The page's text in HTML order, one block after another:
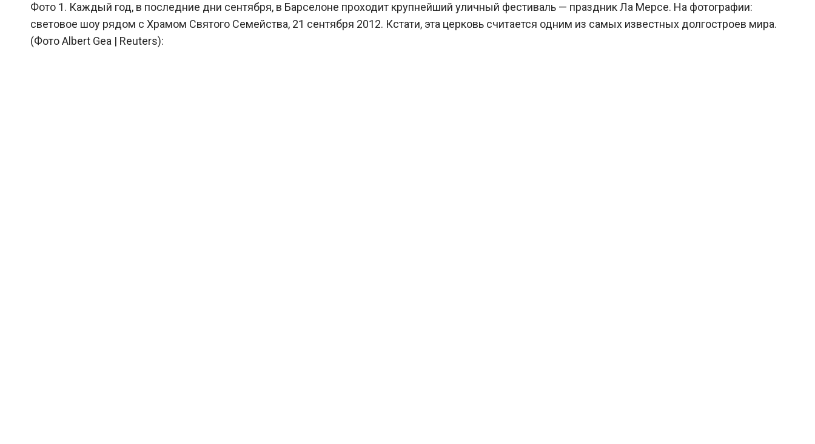
Фото 1. Каждый год, в последние дни сентября, в Барселоне проходит крупнейший уличный фестиваль — праздник Ла Мерсе. На фотографии:
световое шоу рядом с Храмом Святого Семейства, 21 сентября 2012. Кстати, эта церковь считается одним из самых известных долгостроев мира.
(Фото Albert Gea | Reuters):